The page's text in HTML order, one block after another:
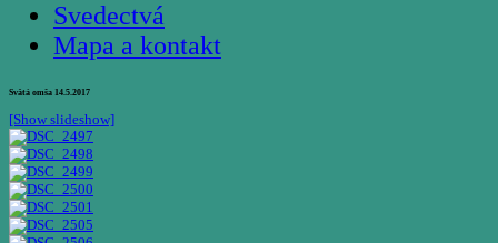
Svedectvá
Mapa a kontakt
Svätá omša 14.5.2017
[Show slideshow]